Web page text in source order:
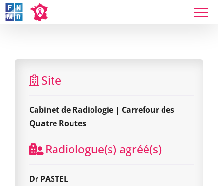
Skip
to
Site
Cabinet de Radiologie | Carrefour des
Quatre Routes
Radiologue(s) agréé(s)
Dr PASTEL